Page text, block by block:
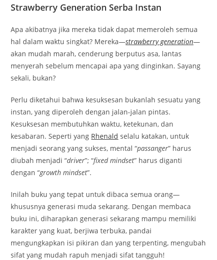
Strawberry Generation Serba Instan
Apa akibatnya jika mereka tidak dapat memeroleh semua
hal dalam waktu singkat? Mereka—strawberry generation—
akan mudah marah, cenderung berputus asa, lantas
menyerah sebelum mencapai apa yang dinginkan. Sayang
sekali, bukan?
Perlu diketahui bahwa kesuksesan bukanlah sesuatu yang
instan, yang diperoleh dengan jalan-jalan pintas.
Kesuksesan membutuhkan waktu, ketekunan, dan
kesabaran. Seperti yang Rhenald selalu katakan, untuk
menjadi seorang yang sukses, mental “passanger” harus
diubah menjadi “driver”; “fixed mindset” harus diganti
dengan “growth mindset”.
Inilah buku yang tepat untuk dibaca semua orang—
khususnya generasi muda sekarang. Dengan membaca
buku ini, diharapkan generasi sekarang mampu memiliki
karakter yang kuat, berjiwa terbuka, pandai
mengungkapkan isi pikiran dan yang terpenting, mengubah
sifat yang mudah rapuh menjadi sifat tangguh!